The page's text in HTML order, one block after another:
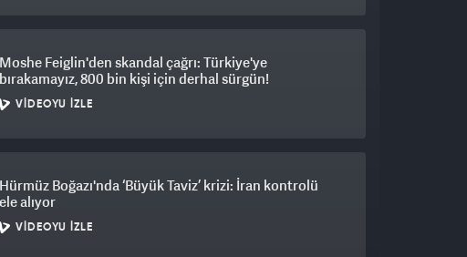
Moshe Feiglin'den skandal çağrı: Türkiye'ye
bırakamayız, 800 bin kişi için derhal sürgün!
VIDEOYU İZLE
Hürmüz Boğazı'nda ‘Büyük Taviz’ krizi: İran kontrolü
ele alıyor
VIDEOYU İZLE